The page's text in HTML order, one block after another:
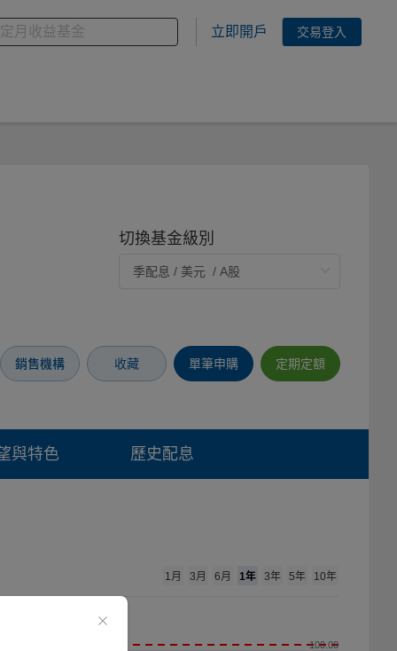
想搜尋的基金關鍵字
立即開戶 交易登入
切換基金級別
銷售機構 收藏 單筆申購 定期定額
與特色 歷史配息
100.00
1月 3月 6月 1年 3年 5年 10年